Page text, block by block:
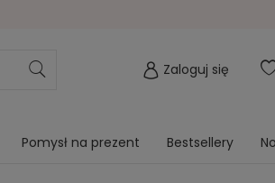
Zaloguj się
Pomysł na prezent Bestsellery